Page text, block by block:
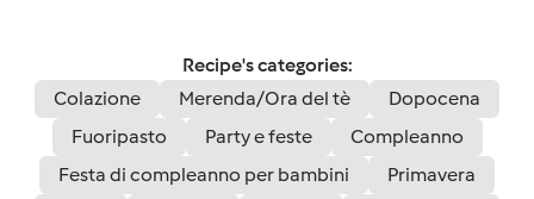
Recipe's categories:
Colazione
Merenda/Ora del tè
Dopocena
Fuoripasto
Party e feste
Compleanno
Festa di compleanno per bambini
Primavera